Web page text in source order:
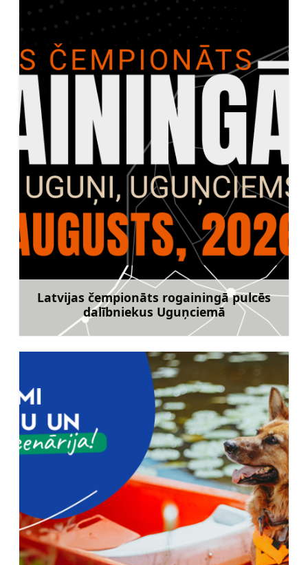
Latvijas čempionāts rogainingā pulcēs
dalībniekus Uguņciemā
Uzzināt vairāk